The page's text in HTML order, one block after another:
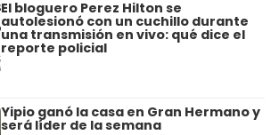
El bloguero Perez Hilton se
autolesionó con un cuchillo durante
una transmisión en vivo: qué dice el
reporte policial
Yipio ganó la casa en Gran Hermano y
será líder de la semana